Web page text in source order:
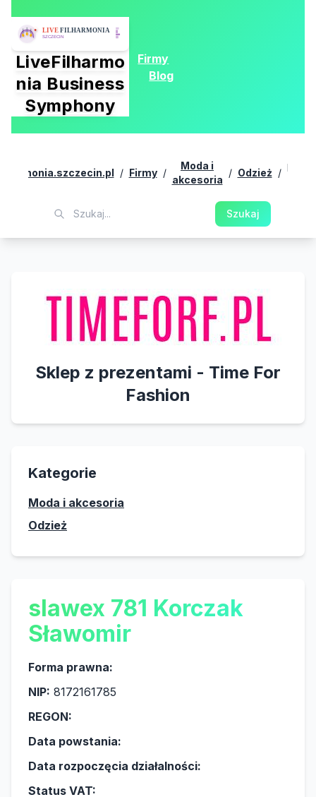
LiveFilharmo
nia Business
Symphony
Firmy
Blog
/ Firmy /
Moda i
akcesoria
/ Odzież /
Szukaj
Sklep z prezentami - Time For
Fashion
Kategorie
Moda i akcesoria
Odzież
slawex 781 Korczak
Sławomir
Forma prawna:
NIP: 8172161785
REGON:
Data powstania:
Data rozpoczęcia działalności:
Status VAT: